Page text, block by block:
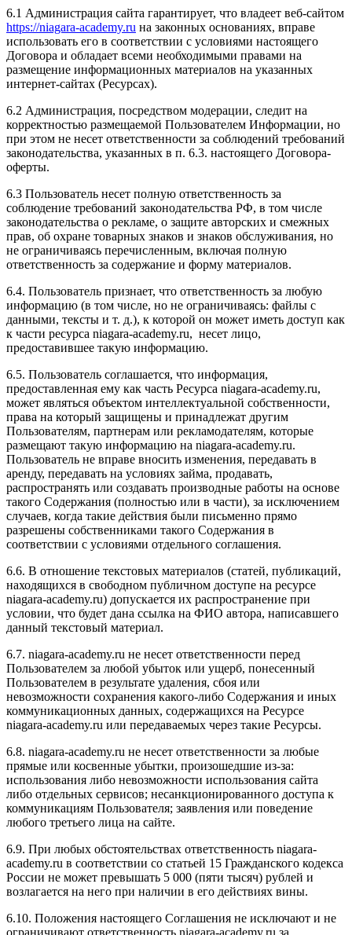
6.1 Администрация сайта гарантирует, что владеет веб-сайтом
https://niagara-academy.ru на законных основаниях, вправе
использовать его в соответствии с условиями настоящего
Договора и обладает всеми необходимыми правами на
размещение информационных материалов на указанных
интернет-сайтах (Ресурсах).
6.2 Администрация, посредством модерации, следит на
корректностью размещаемой Пользователем Информации, но
при этом не несет ответственности за соблюдений требований
законодательства, указанных в п. 6.3. настоящего Договора-
оферты.
6.3 Пользователь несет полную ответственность за
соблюдение требований законодательства РФ, в том числе
законодательства о рекламе, о защите авторских и смежных
прав, об охране товарных знаков и знаков обслуживания, но
не ограничиваясь перечисленным, включая полную
ответственность за содержание и форму материалов.
6.4. Пользователь признает, что ответственность за любую
информацию (в том числе, но не ограничиваясь: файлы с
данными, тексты и т. д.), к которой он может иметь доступ как
к части ресурса niagara-academy.ru, несет лицо,
предоставившее такую информацию.
6.5. Пользователь соглашается, что информация,
предоставленная ему как часть Ресурса niagara-academy.ru,
может являться объектом интеллектуальной собственности,
права на который защищены и принадлежат другим
Пользователям, партнерам или рекламодателям, которые
размещают такую информацию на niagara-academy.ru.
Пользователь не вправе вносить изменения, передавать в
аренду, передавать на условиях займа, продавать,
распространять или создавать производные работы на основе
такого Содержания (полностью или в части), за исключением
случаев, когда такие действия были письменно прямо
разрешены собственниками такого Содержания в
соответствии с условиями отдельного соглашения.
6.6. В отношение текстовых материалов (статей, публикаций,
находящихся в свободном публичном доступе на ресурсе
niagara-academy.ru) допускается их распространение при
условии, что будет дана ссылка на ФИО автора, написавшего
данный текстовый материал.
6.7. niagara-academy.ru не несет ответственности перед
Пользователем за любой убыток или ущерб, понесенный
Пользователем в результате удаления, сбоя или
невозможности сохранения какого-либо Содержания и иных
коммуникационных данных, содержащихся на Ресурсе
niagara-academy.ru или передаваемых через такие Ресурсы.
6.8. niagara-academy.ru не несет ответственности за любые
прямые или косвенные убытки, произошедшие из-за:
использования либо невозможности использования сайта
либо отдельных сервисов; несанкционированного доступа к
коммуникациям Пользователя; заявления или поведение
любого третьего лица на сайте.
6.9. При любых обстоятельствах ответственность niagara-
academy.ru в соответствии со статьей 15 Гражданского кодекса
России не может превышать 5 000 (пяти тысяч) рублей и
возлагается на него при наличии в его действиях вины.
6.10. Положения настоящего Соглашения не исключают и не